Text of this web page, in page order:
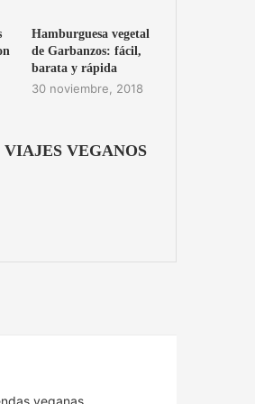
Hamburguesa vegetal
de Garbanzos: fácil,
barata y rápida
30 noviembre, 2018
VEGANOS
veganas